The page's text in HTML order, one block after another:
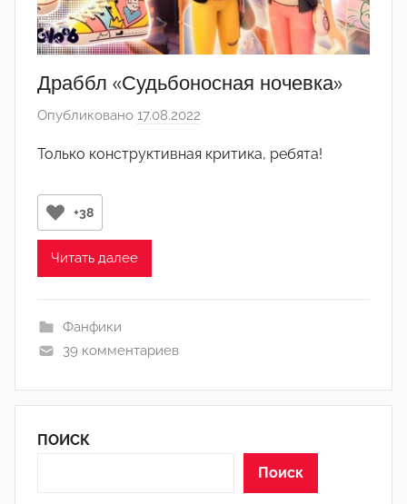
Драббл «Судьбоносная ночевка»
Опубликовано 17.08.2022
т
Только конструктивная критика, ребята!
+38
Читать далее
Фанфики
39 комментариев
ПОИСК
Поиск